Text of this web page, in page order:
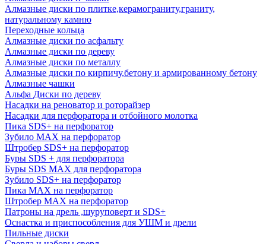
Алмазные диски по плитке,керамограниту,граниту,
натуральному камню
Переходные кольца
Алмазные диски по асфальту
Алмазные диски по дереву
Алмазные диски по металлу
Алмазные диски по кирпичу,бетону и армированному бетону
Алмазные чашки
Альфа Диски по дереву
Насадки на реноватор и роторайзер
Насадки для перфоратора и отбойного молотка
Пика SDS+ на перфоратор
Зубило MAX на перфоратор
Штробер SDS+ на перфоратор
Буры SDS + для перфоратора
Буры SDS MAX для перфоратора
Зубило SDS+ на перфоратор
Пика MAX на перфоратор
Штробер MAX на перфоратор
Патроны на дрель ,шуруповерт и SDS+
Оснастка и приспособления для УШМ и дрели
Пильные диски